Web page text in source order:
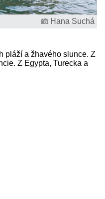
Hana Suchá
pláží a žhavého slunce. Z
Z Egypta, Turecka a